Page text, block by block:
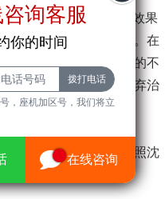
疗流程，在保证治疗效果
要的检查一项也不能多。在
检查上，针对每个患者的不
者因为费用等问题而放弃治
在院内公示价格，按照沈
调。
询客服
你的时间
机号，座机加区号，我们
在线咨询
询客服
你的时间
，座机加区号，我们将立
在线咨询